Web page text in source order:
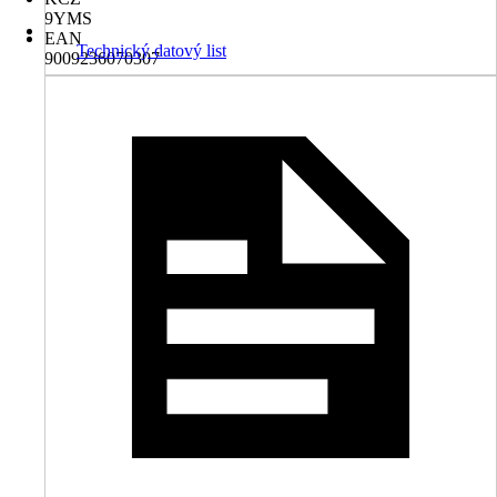
9YMS
EAN
9009236070307
Technický datový list